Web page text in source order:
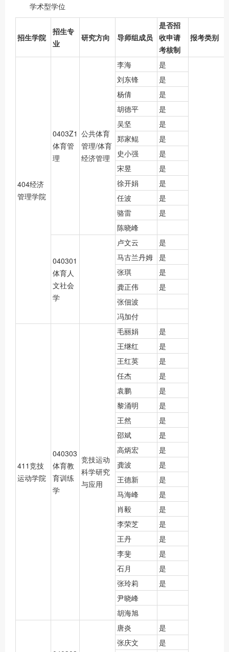
学术型学位
招生学院
招生专
业
研究方向 导师组成员
是否招
收申请
考核制
报考类别
404经济
管理学院
0403Z1
体育管
理
公共体育
管理/体育
经济管理
李海
是
刘东锋
是
杨倩
是
胡德平
是
吴坚
是
郑家鲲
是
史小强
是
宋昱
是
徐开娟
是
任波
是
骆雷
是
陈晓峰
040301
体育人
文社会
学
卢文云
是
马古兰丹姆 是
张琪
是
龚正伟
是
张佃波
冯加付
411竞技
运动学院
040303
体育教
育训练
学
竞技运动
科学研究
与应用
毛丽娟
是
王继红
是
王红英
是
任杰
是
袁鹏
是
黎涌明
是
王然
是
邵斌
是
高炳宏
是
龚波
是
王德新
是
马海峰
是
肖毅
是
李荣芝
是
王丹
是
李斐
是
石月
是
张玲莉
是
尹晓峰
胡海旭
唐炎
是
张庆文
是